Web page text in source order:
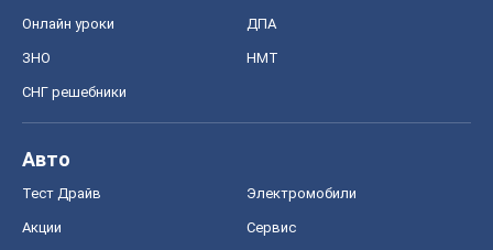
Онлайн уроки ДПА
ЗНО НМТ
СНГ решебники
Авто
Тест Драйв Электромобили
Акции Сервис